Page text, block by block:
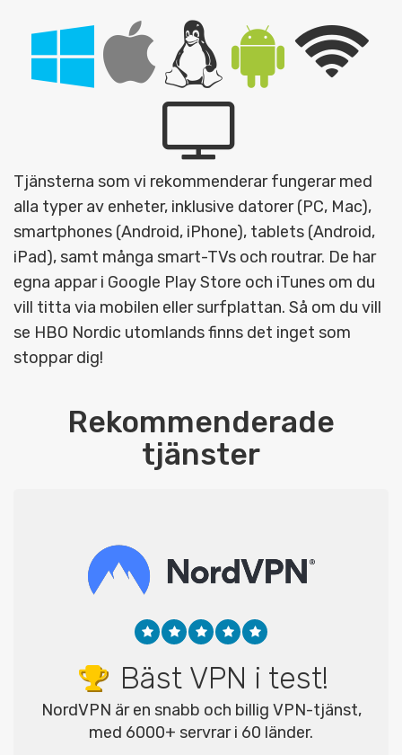
Tjänsterna som vi rekommenderar fungerar med
alla typer av enheter, inklusive datorer (PC, Mac),
smartphones (Android, iPhone), tablets (Android,
iPad), samt många smart-TVs och routrar. De har
egna appar i Google Play Store och iTunes om du
vill titta via mobilen eller surfplattan. Så om du vill
se HBO Nordic utomlands finns det inget som
stoppar dig!
Rekommenderade
tjänster
Bäst VPN i test!
NordVPN är en snabb och billig VPN-tjänst,
med 6000+ servrar i 60 länder.